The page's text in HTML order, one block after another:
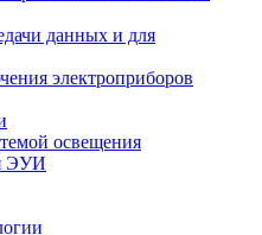
данных и для
электроприборов
освещения
ЭУИ